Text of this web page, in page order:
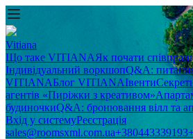
Vitiana
Що таке VITIANAЯк почати
Індивідуальний воркшопQ&A: питання
VITIANAБлог VITIANAІвенти
агентів «Пиріжки з креативом»
будиночкиQ&A: бронювання вілл та
Вхід у системуРеєстрація
sales@roomsxml.com.ua+380443339193